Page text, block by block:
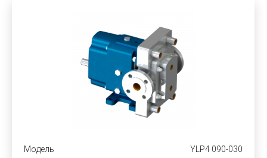
Модель
YLP4 090-030